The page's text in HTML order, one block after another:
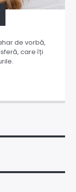
de vorbă,
care îți